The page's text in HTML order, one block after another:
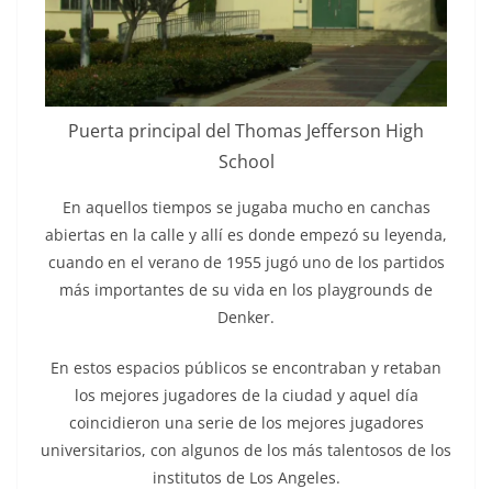
Puerta principal del Thomas Jefferson High
School
En aquellos tiempos se jugaba mucho en canchas
abiertas en la calle y allí es donde empezó su leyenda,
cuando en el verano de 1955 jugó uno de los partidos
más importantes de su vida en los playgrounds de
Denker.
En estos espacios públicos se encontraban y retaban
los mejores jugadores de la ciudad y aquel día
coincidieron una serie de los mejores jugadores
universitarios, con algunos de los más talentosos de los
institutos de Los Angeles.